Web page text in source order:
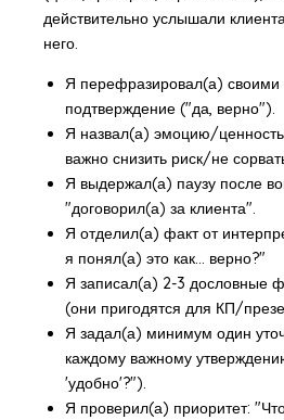
действительно услышали
него.
Я перефразировал(а) своими
подтверждение ("да, верно").
Я назвал(а) эмоцию/
важно снизить риск/не
Я выдержал(а) паузу после
"договорил(а) за клиента".
Я отделил(а) факт от
я понял(а) это как... верно?"
Я записал(а) 2-3 дословные
(они пригодятся для КП/
Я задал(а) минимум один
каждому важному
'удобно'?").
Я проверил(а) приоритет: